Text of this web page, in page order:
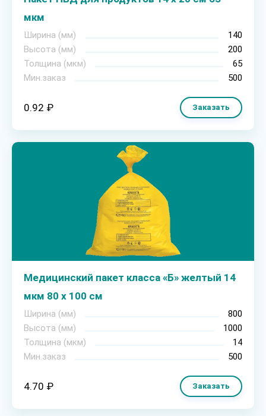
мкм
Ширина (мм)
140
Высота (мм)
200
Толщина (мкм)
65
Мин.заказ
500
0.92 ₽ Заказать
Медицинский пакет класса «Б» желтый 14
мкм 80 х 100 см
Ширина (мм)
800
Высота (мм)
1000
Толщина (мкм)
14
Мин.заказ
500
4.70 ₽ Заказать